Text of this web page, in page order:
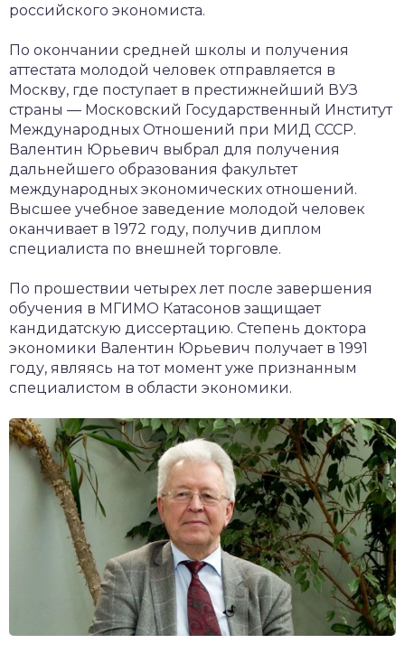
российского экономиста.
По окончании средней школы и получения
аттестата молодой человек отправляется в
Москву, где поступает в престижнейший ВУЗ
страны — Московский Государственный Институт
Международных Отношений при МИД СССР.
Валентин Юрьевич выбрал для получения
дальнейшего образования факультет
международных экономических отношений.
Высшее учебное заведение молодой человек
оканчивает в 1972 году, получив диплом
специалиста по внешней торговле.
По прошествии четырех лет после завершения
обучения в МГИМО Катасонов защищает
кандидатскую диссертацию. Степень доктора
экономики Валентин Юрьевич получает в 1991
году, являясь на тот момент уже признанным
специалистом в области экономики.